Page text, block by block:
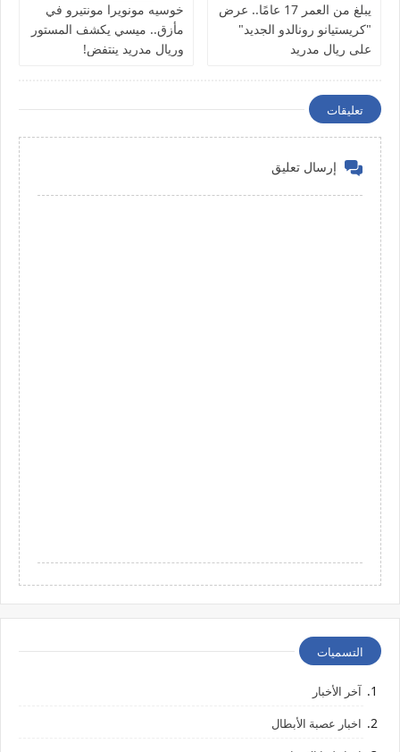
يبلغ من العمر 17 عامًا.. عرض
"كريستيانو رونالدو الجديد"
على ريال مدريد
خوسيه مونويرا مونتيرو في
مأزق.. ميسي يكشف المستور
وريال مدريد ينتفض!
تعليقات
إرسال تعليق
التسميات
آخر الأخبار
اخبار عصبة الأبطال